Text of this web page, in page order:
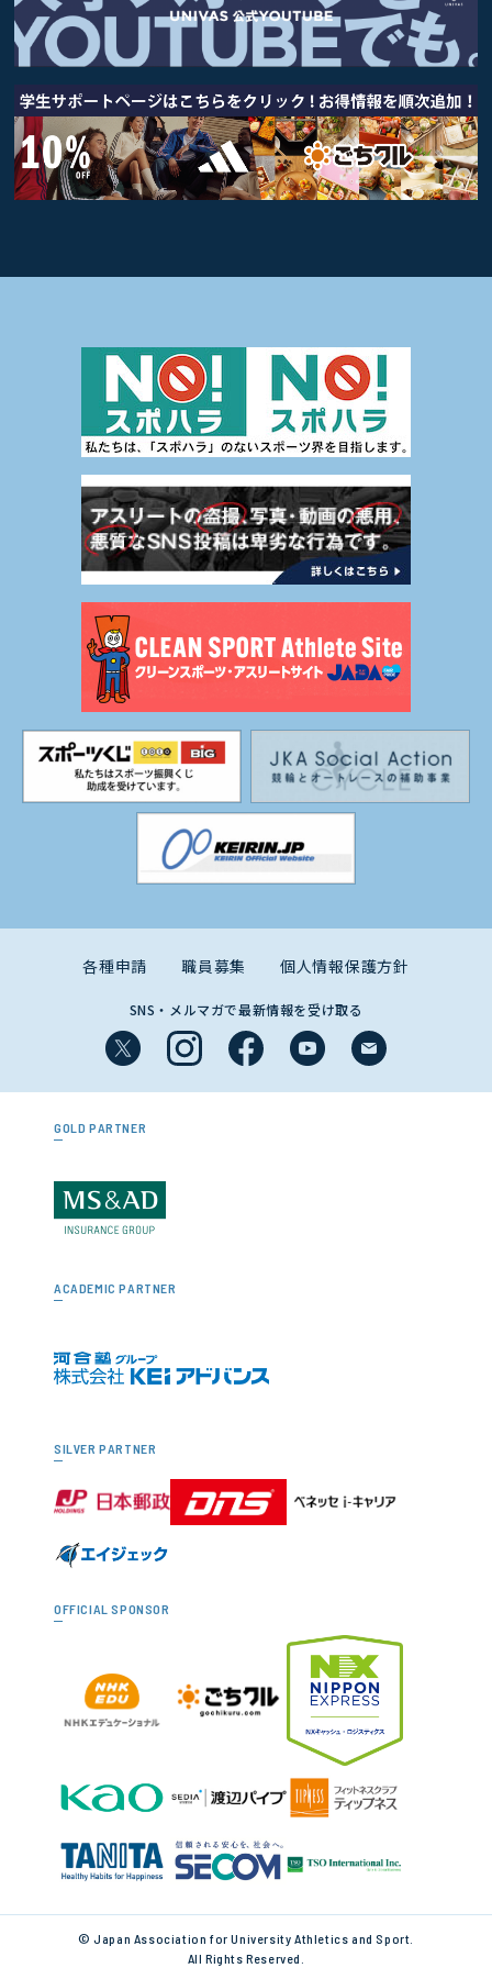
各種申請 職員募集 個人情報保護方針
SNS・メルマガで最新情報を受け取る
GOLD PARTNER
ACADEMIC PARTNER
SILVER PARTNER
OFFICIAL SPONSOR
© Japan Association for University Athletics and Sport.
All Rights Reserved.